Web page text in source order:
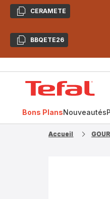
CopierCERAMETE
CopierBBQETE26
Bons PlansNouveautés
Accueil